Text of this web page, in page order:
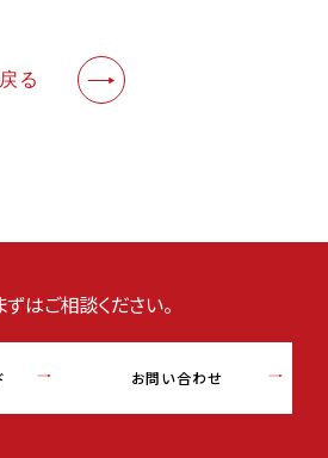
る
はご相談ください。
お問い合わせ